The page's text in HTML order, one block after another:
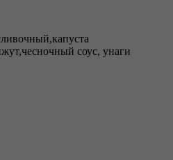
соус, унаги